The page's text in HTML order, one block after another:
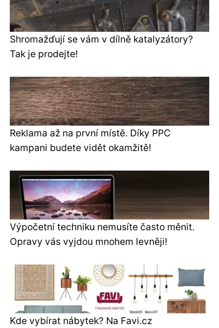
Shromažďují se vám v dílně katalyzátory?
Tak je prodejte!
Reklama až na první místě. Díky PPC
kampani budete vidět okamžitě!
Výpočetní techniku nemusíte často měnit.
Opravy vás vyjdou mnohem levněji!
Kde vybírat nábytek? Na Favi.cz